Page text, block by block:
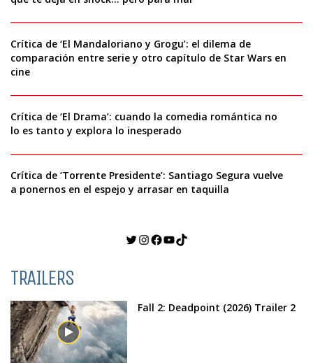
Crítica de ‘El Mandaloriano y Grogu’: el dilema de
comparación entre serie y otro capítulo de Star Wars en
cine
Crítica de ‘El Drama’: cuando la comedia romántica no
lo es tanto y explora lo inesperado
Crítica de ‘Torrente Presidente’: Santiago Segura vuelve
a ponernos en el espejo y arrasar en taquilla
Twitter
Instagram
Facebook
YouTube
TikTok
TRAILERS
Fall 2: Deadpoint (2026) Trailer 2